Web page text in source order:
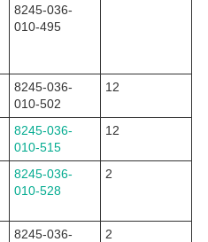
8245-036-
010-495
8245-036-
010-502
12
8245-036-
010-515
12
8245-036-
010-528
2
8245-036-
2